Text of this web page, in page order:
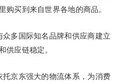
购买到来自世界各地的商品。
众多国际知名品牌和供应商建立
供应链稳定。
托京东强大的物流体系，为消费